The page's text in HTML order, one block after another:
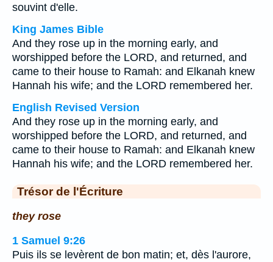
souvint d'elle.
King James Bible
And they rose up in the morning early, and
worshipped before the LORD, and returned, and
came to their house to Ramah: and Elkanah knew
Hannah his wife; and the LORD remembered her.
English Revised Version
And they rose up in the morning early, and
worshipped before the LORD, and returned, and
came to their house to Ramah: and Elkanah knew
Hannah his wife; and the LORD remembered her.
Trésor de l'Écriture
they rose
1 Samuel 9:26
Puis ils se levèrent de bon matin; et, dès l'aurore,